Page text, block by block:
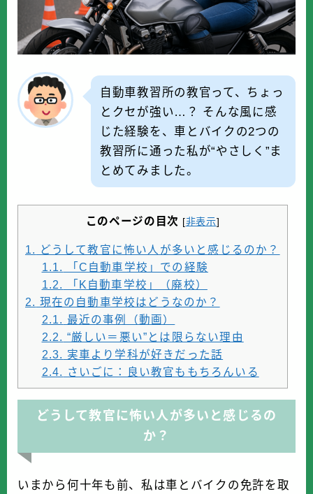
ツーリング・日常
コラム・カルチャー
自動車教習所の教官って、ちょっ
とクセが強い…？ そんな風に感
じた経験を、車とバイクの2つの
教習所に通った私が“やさしく”ま
とめてみました。
このページの目次 [非表示]
1. どうして教官に怖い人が多いと感じるのか？
1.1.
「C自動車学校」での経験
1.2.
「K自動車学校」（廃校）
2. 現在の自動車学校はどうなのか？
2.1. 最近の事例（動画）
2.2. “厳しい＝悪い”とは限らない理由
2.3. 実車より学科が好きだった話
2.4. さいごに：良い教官ももちろんいる
どうして教官に怖い人が多いと感じるの
か？
いまから何十年も前、私は車とバイクの免許を取